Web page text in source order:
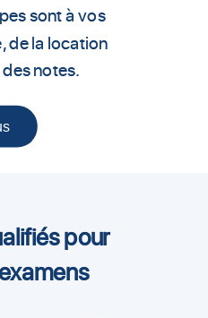
sont à vos
de la location
notes.
pour